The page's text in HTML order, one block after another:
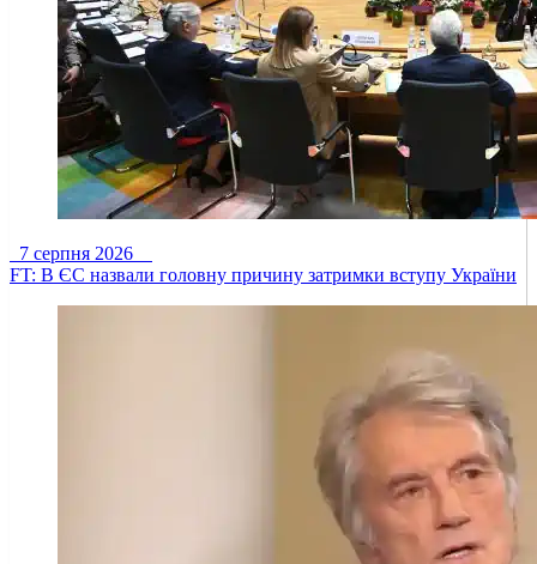
7 серпня 2026
FT: В ЄС назвали головну причину затримки вступу України